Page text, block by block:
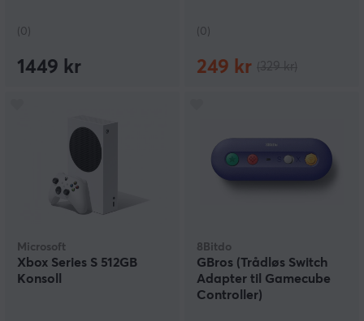
(0)
1449 kr
(0)
249 kr
Microsoft
Xbox Series S 512GB
Konsoll
8Bitdo
GBros (Trådløs Switch
Adapter til Gamecube
Controller)